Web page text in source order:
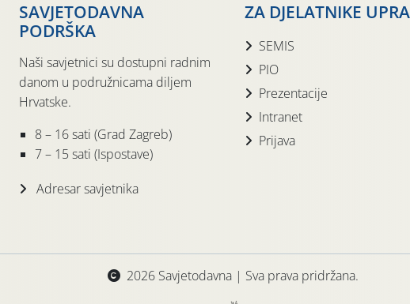
SAVJETODAVNA
PODRŠKA
Naši savjetnici su dostupni radnim
danom u podružnicama diljem
Hrvatske.
8 – 16 sati (Grad Zagreb)
7 – 15 sati (Ispostave)
Adresar savjetnika
ZA DJELATNIKE
SEMIS
PIO
Prezentacije
Intranet
Prijava
2026 Savjetodavna | Sva prava pridržana.